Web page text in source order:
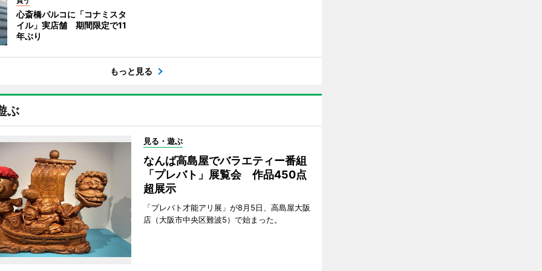
心斎橋パルコに「コナミスタ
イル」実店舗 期間限定で11
年ぶり
もっと見る
ぶ
見る・遊ぶ
なんば高島屋でバラエティー番組
「プレバト」展覧会 作品450点
超展示
「プレバト才能アリ展」が8月5日、高島屋大阪
店（大阪市中央区難波5）で始まった。